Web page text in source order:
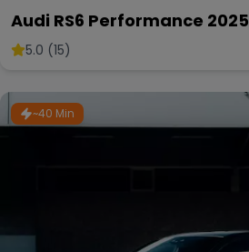
Audi RS6 Performance 2025
5.0 (15)
~40 Min